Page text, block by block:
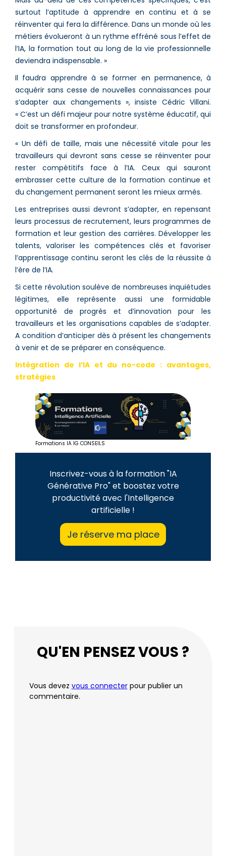
surtout l’aptitude à apprendre en continu et à se
réinventer qui fera la différence. Dans un monde où les
métiers évolueront à un rythme effréné sous l’effet de
l’IA, la formation tout au long de la vie professionnelle
deviendra indispensable. »
Il faudra apprendre à se former en permanence, à
acquérir sans cesse de nouvelles connaissances pour
s’adapter aux changements », insiste Cédric Villani.
« C’est un défi majeur pour notre système éducatif, qui
doit se transformer en profondeur.
« Un défi de taille, mais une nécessité vitale pour les
travailleurs qui devront sans cesse se réinventer pour
rester compétitifs face à l’IA. Ceux qui sauront
embrasser cette culture de la formation continue et
du changement permanent seront les mieux armés.
Les entreprises aussi devront s’adapter, en repensant
leurs processus de recrutement, leurs programmes de
formation et leur gestion des carrières. Développer les
talents, valoriser les compétences clés et favoriser
l’apprentissage continu seront les clés de la réussite à
l’ère de l’IA.
Si cette révolution soulève de nombreuses inquiétudes
légitimes, elle représente aussi une formidable
opportunité de progrès et d’innovation pour les
travailleurs et les organisations capables de s’adapter.
A condition d’anticiper dès à présent les changements
à venir et de se préparer en conséquence.
Intégration de l’IA et du no-code : avantages,
stratégies
Formations IA IG CONSEILS
Inscrivez-vous à la formation "IA
Générative Pro" et boostez votre
productivité avec l'Intelligence
artificielle !
Je réserve ma place
QU'EN PENSEZ VOUS ?
Vous devez vous connecterpour publier un
commentaire.